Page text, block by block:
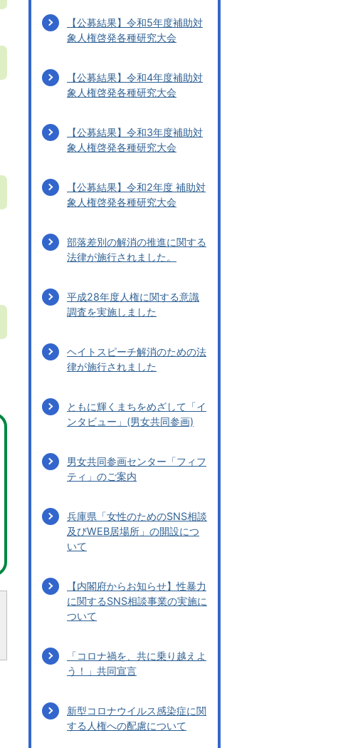
【公募結果】令和5年度補助対
象人権啓発各種研究大会
【公募結果】令和4年度補助対
象人権啓発各種研究大会
【公募結果】令和3年度補助対
象人権啓発各種研究大会
【公募結果】令和2年度 補助対
象人権啓発各種研究大会
部落差別の解消の推進に関する
法律が施行されました。
平成28年度人権に関する意識
調査を実施しました
ヘイトスピーチ解消のための法
律が施行されました
ともに輝くまちをめざして「イ
ンタビュー」(男女共同参画)
男女共同参画センター「フィフ
ティ」のご案内
兵庫県「女性のためのSNS相談
及びWEB居場所」の開設につ
いて
【内閣府からお知らせ】性暴力
に関するSNS相談事業の実施に
ついて
「コロナ禍を、共に乗り越えよ
う！」共同宣言
新型コロナウイルス感染症に関
する人権への配慮について